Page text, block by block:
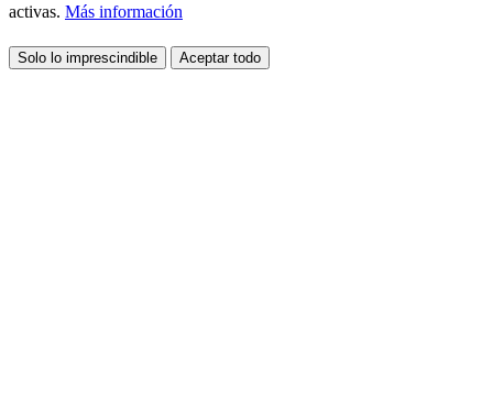
activas. Más información
Solo lo imprescindible Aceptar todo